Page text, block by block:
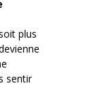
plus
sentir